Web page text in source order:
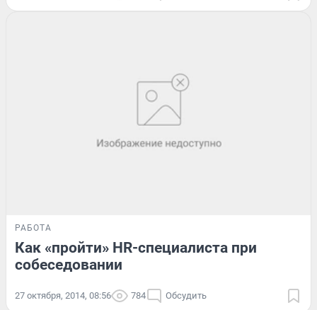
РАБОТА
Как «пройти» HR-специалиста при
собеседовании
27 октября, 2014, 08:56 784 Обсудить